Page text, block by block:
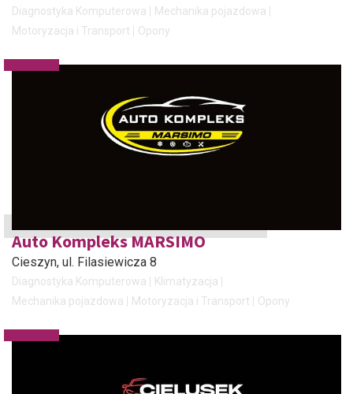
Diagnostyka Komputerowa
Mechanika pojazdowa
Motoryzacja i Transport
Opony
Auto Kompleks MARSIMO
Cieszyn, ul. Filasiewicza 8
Diagnostyka Komputerowa
Klimatyzacja
Mechanika pojazdowa
Motoryzacja i Transport Opony